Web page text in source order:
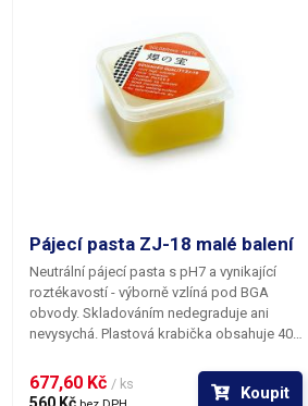
Pájecí pasta ZJ-18 malé balení
Neutrální pájecí pasta s pH7 a vynikající
roztékavostí - výborně vzlíná pod BGA
obvody. Skladováním nedegraduje ani
nevysychá. Plastová krabička obsahuje 40g
obsahující 100g pasty.
677,60 Kč / ks Koupit